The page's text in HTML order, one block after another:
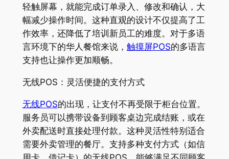
轻触屏幕，就能完成订单录入、修改和确认，大
幅减少操作时间。这种直观的设计不仅提高了工
作效率，还降低了培训新员工的难度。对于多语
言环境下的华人餐馆来说， 触摸屏POS的多语言
支持也让操作更加顺畅。
无线POS：灵活便捷的支付方式
无线POS的出现，让支付不再受限于柜台位置。
服务员可以携带设备到顾客桌边完成结账，或在
外卖配送时直接处理付款。这种灵活性特别适合
需要外卖管理的餐厅。支持多种支付方式（如信